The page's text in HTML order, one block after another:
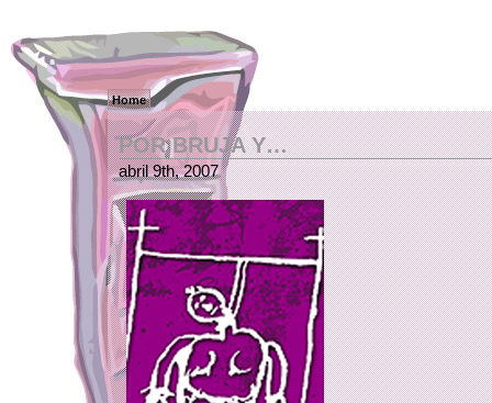
Home
POR BRUJA Y…
abril 9th, 2007